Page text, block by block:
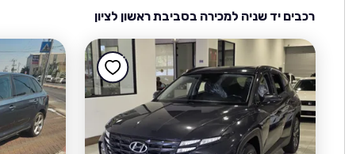
רכבים יד שניה למכירה בסביבת ראשון לציון